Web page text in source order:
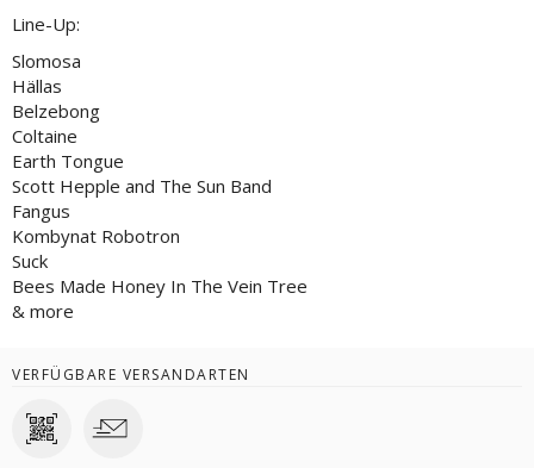
Line-Up:
Slomosa
Hällas
Belzebong
Coltaine
Earth Tongue
Scott Hepple and The Sun Band
Fangus
Kombynat Robotron
Suck
Bees Made Honey In The Vein Tree
& more
VERFÜGBARE VERSANDARTEN